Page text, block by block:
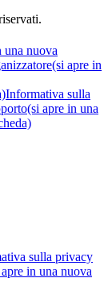
.
una nuova
(si apre in
Informativa sulla
(si apre in una
sulla privacy
in una nuova